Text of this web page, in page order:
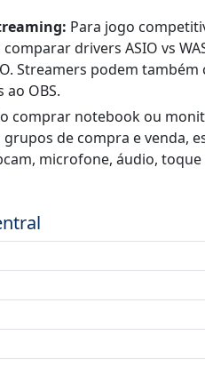
Para jogo
drivers ASIO vs
Streamers podem
OBS.
comprar notebook ou
de compra e venda,
microfone, áudio,